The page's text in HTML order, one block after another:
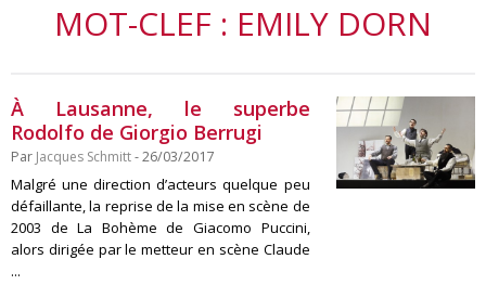
MOT-CLEF : EMILY DORN
À Lausanne, le superbe
Rodolfo de Giorgio Berrugi
Par Jacques Schmitt- 26/03/2017
Malgré une direction d’acteurs quelque peu
défaillante, la reprise de la mise en scène de
2003 de La Bohème de Giacomo Puccini,
alors dirigée par le metteur en scène Claude
...